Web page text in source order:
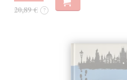
20,89 € ?